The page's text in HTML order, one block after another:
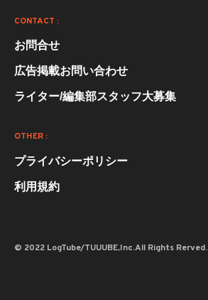
CONTACT :
お問合せ
広告掲載お問い合わせ
ライター/編集部スタッフ大募集
OTHER :
プライバシーポリシー
利用規約
© 2022 LogTube/TUUUBE,Inc.All Rights Rerved.